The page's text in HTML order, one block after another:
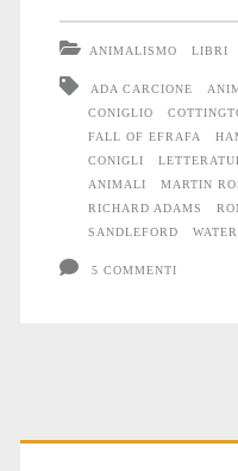
dalla
Collina
dei
ANIMALISMO LIBRI
ADA CARCIONE
CONIGLIO
FALL OF EFRAFA
CONIGLI
ANIMALI
MARTIN
RICHARD ADAMS
SANDLEFORD
5 COMMENTI
Primary